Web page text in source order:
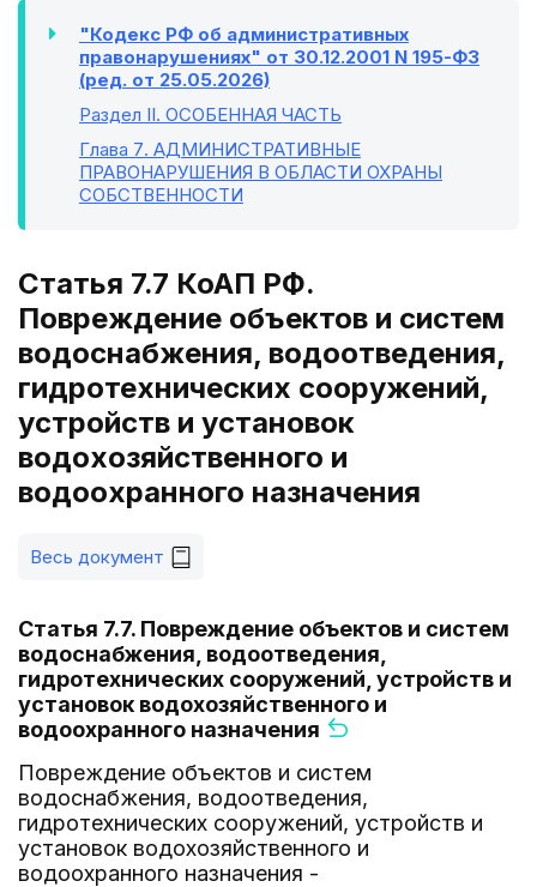
"Кодекс РФ об административных
правонарушениях" от 30.12.2001 N 195-ФЗ
(ред. от 25.05.2026)
Раздел II. ОСОБЕННАЯ ЧАСТЬ
Глава 7. АДМИНИСТРАТИВНЫЕ
ПРАВОНАРУШЕНИЯ В ОБЛАСТИ ОХРАНЫ
СОБСТВЕННОСТИ
Статья 7.7 КоАП РФ.
Повреждение объектов и систем
водоснабжения, водоотведения,
гидротехнических сооружений,
устройств и установок
водохозяйственного и
водоохранного назначения
Весь документ
Статья 7.7. Повреждение объектов и систем
водоснабжения, водоотведения,
гидротехнических сооружений, устройств и
установок водохозяйственного и
водоохранного назначения
Повреждение объектов и систем
водоснабжения, водоотведения,
гидротехнических сооружений, устройств и
установок водохозяйственного и
водоохранного назначения -